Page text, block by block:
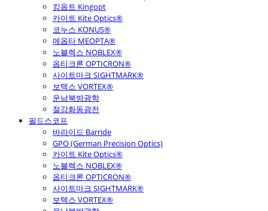
킹옵트 Kingopt
카이트 Kite Optics®
코누스 KONUS®
메옵타 MEOPTA®
노블렉스 NOBLEX®
옵티크론 OPTICRON®
사이트마크 SIGHTMARK®
보텍스 VORTEX®
운남북방광학
절강화동광전
필드스코프
바라이드 Barride
GPO (German Precision Optics)
카이트 Kite Optics®
노블렉스 NOBLEX®
옵티크론 OPTICRON®
사이트마크 SIGHTMARK®
보텍스 VORTEX®